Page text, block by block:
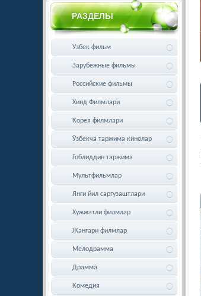
РАЗДЕЛЫ
Узбек фильм
Зарубежные фильмы
Российские фильмы
Хинд Филмлари
Корея филмлари
Ўзбекча таржима кинолар
Гоблиддин таржима
Мультфильмлар
Янги йил саргузаштлари
Хужжатли филмлар
Жангари филмлар
Мелодрамма
Драмма
Комедия